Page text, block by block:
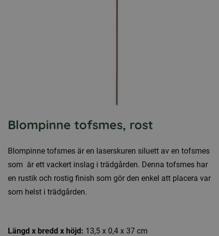
Blompinne tofsmes, rost
Blompinne tofsmes är en laserskuren siluett av en tofsmes
som är ett vackert inslag i trädgården. Denna tofsmes har
en rustik och rostig finish som gör den enkel att placera var
som helst i trädgården.
Längd x bredd x höjd: 13,5 x 0,4 x 37 cm